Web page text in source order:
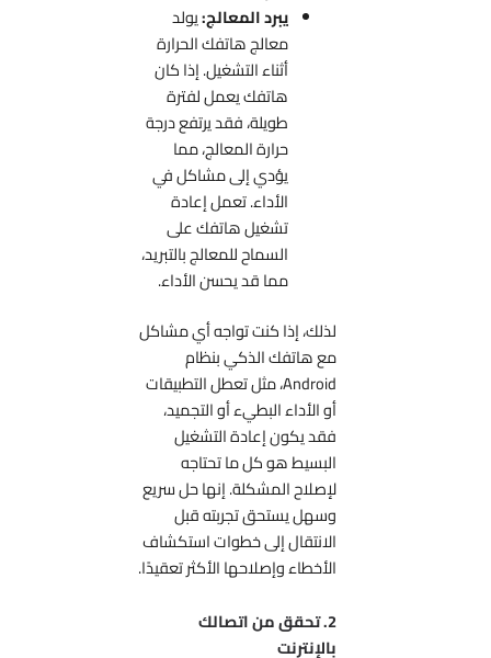
يبرد المعالج:يولد
معالج هاتفك الحرارة
أثناء التشغيل. إذا كان
هاتفك يعمل لفترة
طويلة، فقد يرتفع درجة
حرارة المعالج، مما
يؤدي إلى مشاكل في
الأداء. تعمل إعادة
تشغيل هاتفك على
السماح للمعالج بالتبريد،
مما قد يحسن الأداء.
لذلك، إذا كنت تواجه أي مشاكل
مع هاتفك الذكي بنظام
Android، مثل تعطل التطبيقات
أو الأداء البطيء أو التجميد،
فقد يكون إعادة التشغيل
البسيط هو كل ما تحتاجه
لإصلاح المشكلة. إنها حل سريع
وسهل يستحق تجربته قبل
الانتقال إلى خطوات استكشاف
الأخطاء وإصلاحها الأكثر تعقيدًا.
2. تحقق من اتصالك